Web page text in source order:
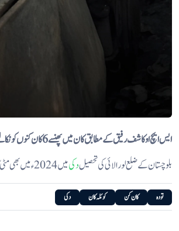
ایس ایچ او کاشف رفیق کے مطابق کان میں پھنسے 6 کان کنوں کو نکالنے کے لیے ریسکیو آپریشن جاری ہے۔
بلوچستان کے ضلع لورالائی کی تحصیلدکیمیں 2024ء میں بھی مٹی کا تودہ گرنے سے 1 کان کن جاں بحق ہو گیا تھا۔
تودہ کان کن کوئلہ کان دکی